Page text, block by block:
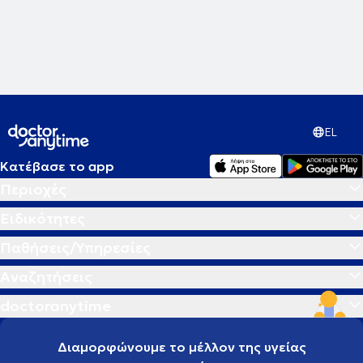
EL
Κατέβασε το app
Διαμορφώνουμε το μέλλον της υγείας